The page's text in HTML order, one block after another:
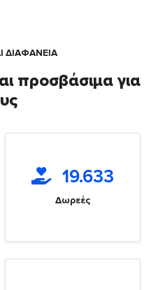
ΔΙΑΦΑΝΕΙΑ
προσβάσιμα για
19.633
Δωρεές